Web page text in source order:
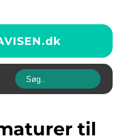
dk